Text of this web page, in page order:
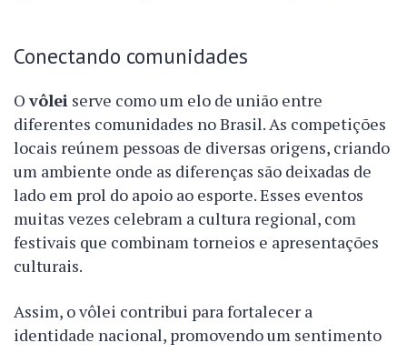
Conectando comunidades
Ovôlei serve como um elo de união entre
diferentes comunidades no Brasil. As competições
locais reúnem pessoas de diversas origens, criando
um ambiente onde as diferenças são deixadas de
lado em prol do apoio ao esporte. Esses eventos
muitas vezes celebram a cultura regional, com
festivais que combinam torneios e apresentações
culturais.
Assim, o vôlei contribui para fortalecer a
identidade nacional, promovendo um sentimento